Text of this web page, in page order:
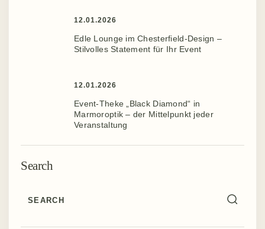
12.01.2026
Edle Lounge im Chesterfield-Design –
Stilvolles Statement für Ihr Event ️
12.01.2026
Event-Theke „Black Diamond“ in
Marmoroptik – der Mittelpunkt jeder
Veranstaltung
Search